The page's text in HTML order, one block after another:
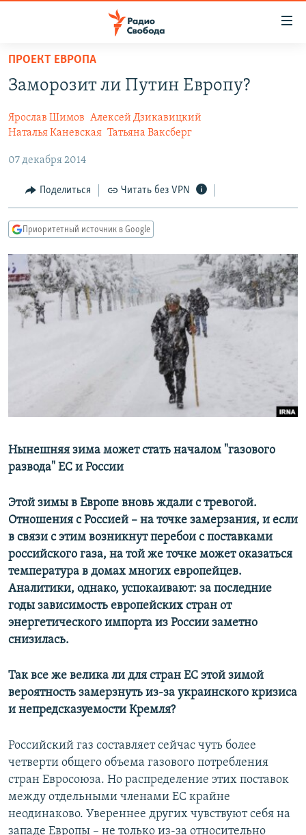
упрощенного
доступа
основному
содержанию
Вернутся
навигации
Вернутся
поиску
ПОДКАСТЫ
АВТОРСКИЕ ПРОЕКТЫ
КУЛЬТУРА
IDEL.РЕАЛИИ
СЕВЕР.РЕАЛИИ
СИБИРЬ.РЕАЛИИ
РАСПИСАНИЕ ВЕЩАНИЯ
ПОДПИШИТЕСЬ НА РАССЫЛКУ
Все сайты РСЕ/РС
ПРОЕКТ ЕВРОПА
Заморозит ли Путин Европу?
Ярослав Шимов Алексей Дзикавицкий
Наталья Каневская Татьяна Ваксберг
07 декабря 2014
Поделиться Читать без VPN
Приоритетный источник в Google
Нынешняя зима может стать началом "газового
развода" ЕС и России
Этой зимы в Европе вновь ждали с тревогой.
Отношения с Россией – на точке замерзания, и если
в связи с этим возникнут перебои с поставками
российского газа, на той же точке может оказаться
температура в домах многих европейцев.
Аналитики, однако, успокаивают: за последние
годы зависимость европейских стран от
энергетического импорта из России заметно
снизилась.
Так все же велика ли для стран ЕС этой зимой
вероятность замерзнуть из-за украинского кризиса
и непредсказуемости Кремля?
Российский газ составляет сейчас чуть более
четверти общего объема газового потребления
стран Евросоюза. Но распределение этих поставок
между отдельными членами ЕС крайне
неодинаково. Увереннее других чувствуют себя на
западе Европы – не только из-за относительно